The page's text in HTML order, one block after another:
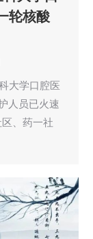
轮核酸
大学口腔医
人员已火速
、药一社